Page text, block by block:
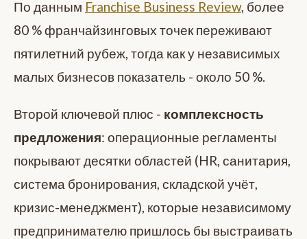
По данным Franchise Business Review, более
80 % франчайзинговых точек переживают
пятилетний рубеж, тогда как у независимых
малых бизнесов показатель - около 50 %.
Второй ключевой плюс - комплексность
предложения: операционные регламенты
покрывают десятки областей (HR, санитария,
система бронирования, складской учёт,
кризис-менеджмент), которые независимому
предпринимателю пришлось бы выстраивать